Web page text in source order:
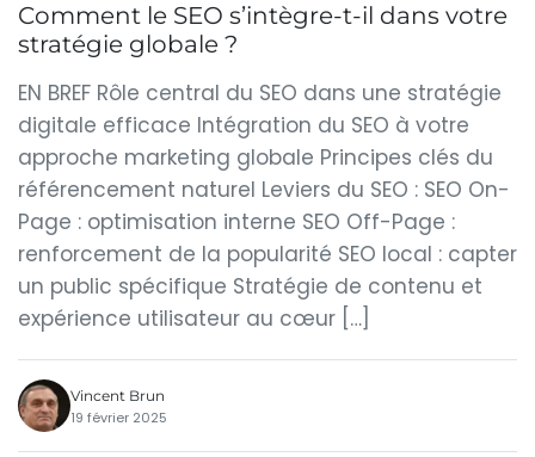
Comment le SEO s’intègre-t-il dans votre
stratégie globale ?
EN BREF Rôle central du SEO dans une stratégie
digitale efficace Intégration du SEO à votre
approche marketing globale Principes clés du
référencement naturel Leviers du SEO : SEO On-
Page : optimisation interne SEO Off-Page :
renforcement de la popularité SEO local : capter
un public spécifique Stratégie de contenu et
expérience utilisateur au cœur […]
Vincent Brun
19 février 2025